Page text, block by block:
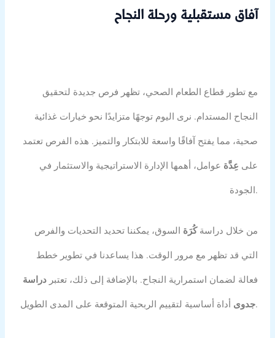
آفاق مستقبلية ورحلة النجاح
مع تطور قطاع الطعام الصحي، تظهر فرص جديدة لتحقيق
النجاح المستدام. نرى اليوم توجهًا متزايدًا نحو خيارات غذائية
صحية، مما يفتح آفاقًا واسعة للابتكار والتميز. هذه الفرص تعتمد
على عِدَّة عوامل، أهمها الإدارة الاستراتيجية والاستثمار في
الجودة.
من خلال دراسةكُرَة السوق، يمكننا تحديد التحديات والفرص
التي قد تظهر مع مرور الوقت. هذا يساعدنا في تطوير خطط
فعالة لضمان استمرارية النجاح. بالإضافة إلى ذلك، تعتبر دراسة
جدوىأداة أساسية لتقييم الربحية المتوقعة على المدى الطويل.